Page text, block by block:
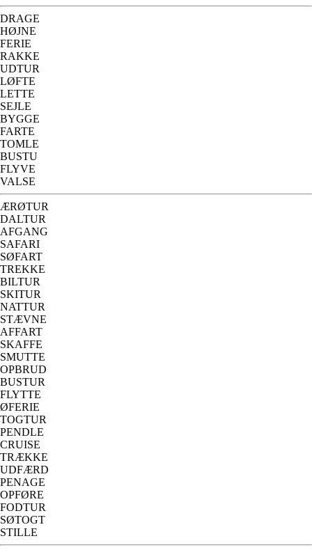
DRAGE
HØJNE
FERIE
RAKKE
UDTUR
LØFTE
LETTE
SEJLE
BYGGE
FARTE
TOMLE
BUSTU
FLYVE
VALSE
ÆRØTUR
DALTUR
AFGANG
SAFARI
SØFART
TREKKE
BILTUR
SKITUR
NATTUR
STÆVNE
AFFART
SKAFFE
SMUTTE
OPBRUD
BUSTUR
FLYTTE
ØFERIE
TOGTUR
PENDLE
CRUISE
TRÆKKE
UDFÆRD
PENAGE
OPFØRE
FODTUR
SØTOGT
STILLE